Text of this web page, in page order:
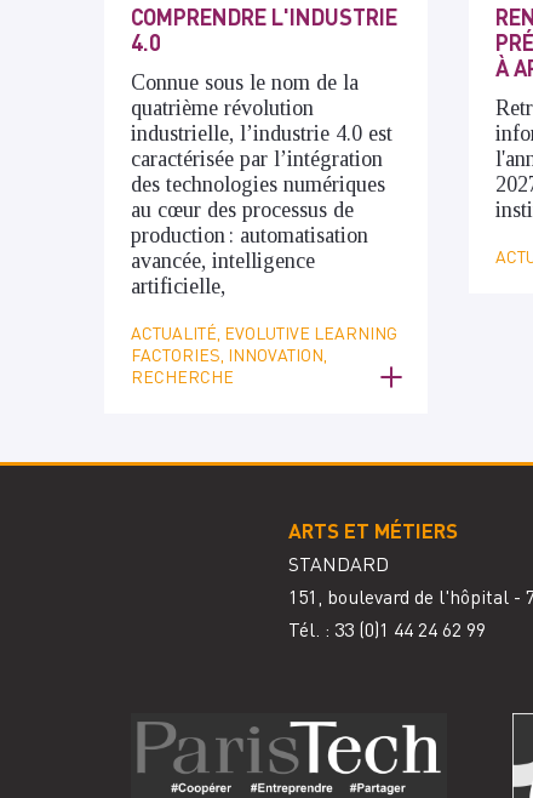
COMPRENDRE L'INDUSTRIE
4.0
Connue sous le nom de la
quatrième révolution
industrielle, l’industrie 4.0 est
caractérisée par l’intégration
des technologies numériques
au cœur des processus de
production : automatisation
avancée, intelligence
artificielle,
ACTUALITÉ, EVOLUTIVE LEARNING
FACTORIES, INNOVATION,
RECHERCHE
À
ARTS ET MÉTIERS
STANDARD
151, boulevard de l'hôpital -
Tél. : 33 (0)1 44 24 62 99